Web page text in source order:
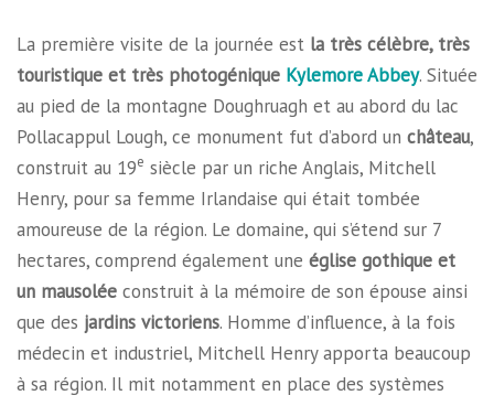
La première visite de la journée est la très célèbre, très
touristique et très photogénique Kylemore Abbey. Située
au pied de la montagne Doughruagh et au abord du lac
Pollacappul Lough, ce monument fut d’abord un château,
construit au 19e siècle par un riche Anglais, Mitchell
Henry, pour sa femme Irlandaise qui était tombée
amoureuse de la région. Le domaine, qui s’étend sur 7
hectares, comprend également une église gothique et
un mausolée construit à la mémoire de son épouse ainsi
que des jardins victoriens. Homme d’influence, à la fois
médecin et industriel, Mitchell Henry apporta beaucoup
à sa région. Il mit notamment en place des systèmes